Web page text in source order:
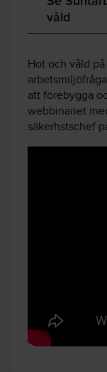
våld
Hot och våld
att förebygga
webbinariet
säkerhstschef